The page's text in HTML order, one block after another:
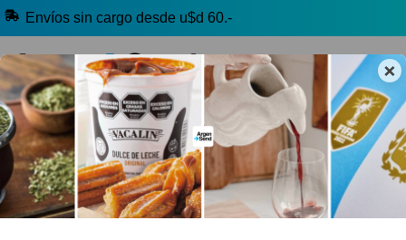
×
Envíos sin cargo desde u$d 60.-
🔥 Alfajores y Golosinas
🧉 Clásicos argentinos 🏷️ Todas las categorías